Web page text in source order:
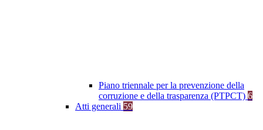
Piano triennale per la prevenzione della
corruzione e della trasparenza (PTPCT) 6
Atti generali 59